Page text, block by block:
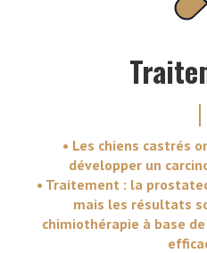
• Les chiens castrés
développer un
• Traitement : la
mais les résultats
chimiothérapie à base